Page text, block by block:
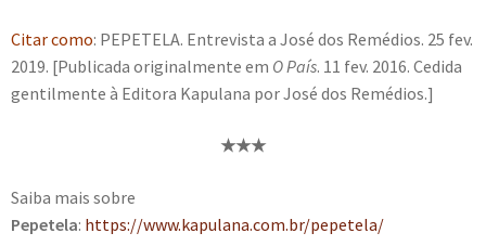
Citar como: PEPETELA. Entrevista a José dos Remédios. 25 fev.
2019. [Publicada originalmente em O País. 11 fev. 2016. Cedida
gentilmente à Editora Kapulana por José dos Remédios.]
★★★
Saiba mais sobre
Pepetela: https://www.kapulana.com.br/pepetela/